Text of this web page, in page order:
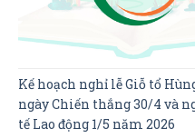
Kế hoạch nghỉ lễ Giỗ tổ
ngày Chiến thắng 30/4 và
tế Lao động 1/5 năm 2026